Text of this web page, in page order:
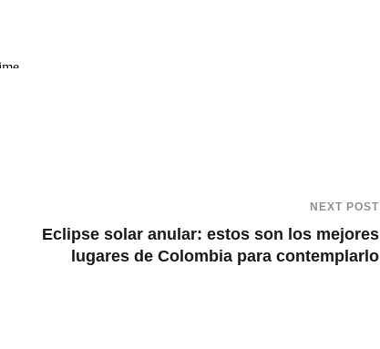
NEXT POST
Eclipse solar anular: estos son los mejores
lugares de Colombia para contemplarlo